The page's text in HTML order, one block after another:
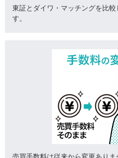
東証とダイワ・マッチングを比
す。